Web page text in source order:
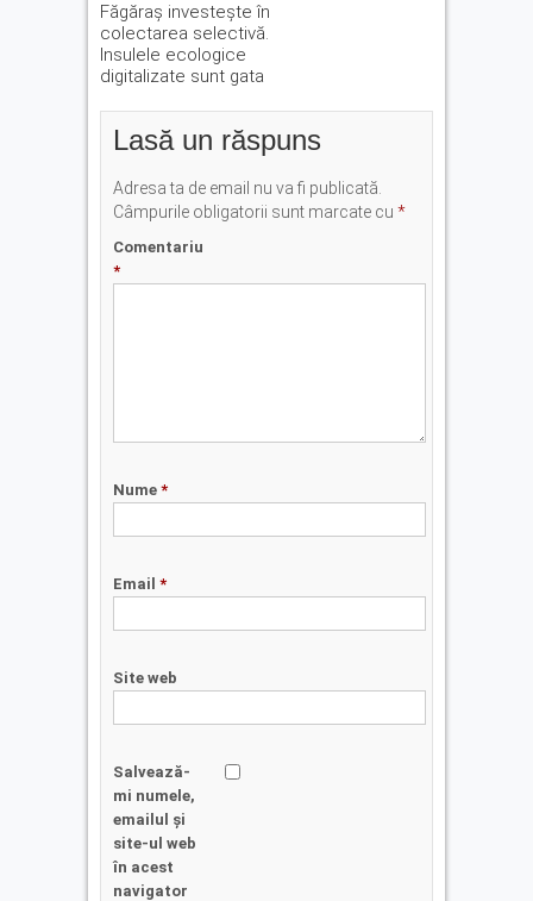
Făgăraș investește în
colectarea selectivă.
Insulele ecologice
digitalizate sunt gata
Lasă un răspuns
Adresa ta de email nu va fi publicată.
Câmpurile obligatorii sunt marcate cu *
Comentariu
*
Nume *
Email *
Site web
Salvează-
mi numele,
emailul și
site-ul web
în acest
navigator